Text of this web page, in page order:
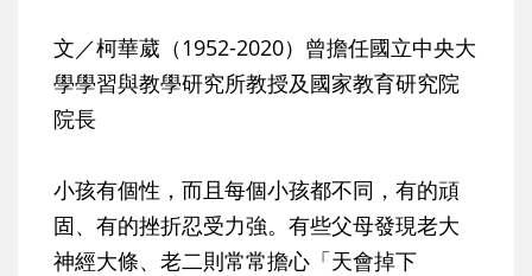
文／柯華葳（1952-2020）曾擔任國立中央大
學學習與教學研究所教授及國家教育研究院
院長
小孩有個性，而且每個小孩都不同，有的頑
固、有的挫折忍受力強。有些父母發現老大
神經大條、老二則常常擔心「天會掉下